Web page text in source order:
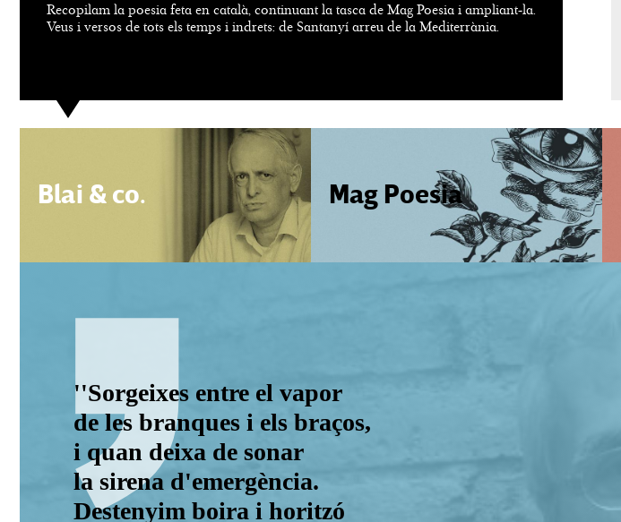
Recopilam la poesia feta en català, continuant la tasca de Mag Poesia i ampliant-la.
Veus i versos de tots els temps i indrets: de Santanyí arreu de la Mediterrània.
Blai & co. Mag Poesia
''Sorgeixes entre el vapor
de les branques i els braços,
i quan deixa de sonar
la sirena d'emergència.
Destenyim boira i horitzó